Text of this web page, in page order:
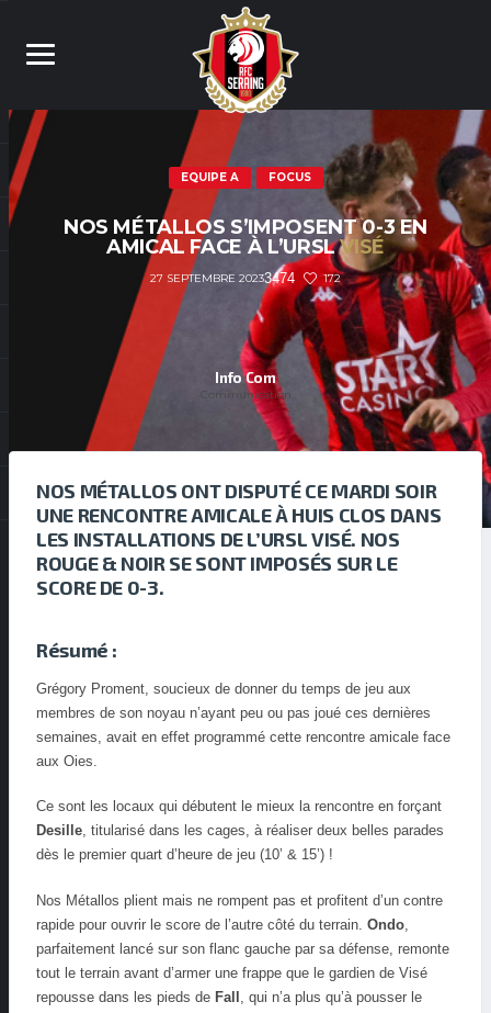
EQUIPE A FOCUS
NOS MÉTALLOS S’IMPOSENT 0-3 EN
AMICAL FACE À L’URSLVISÉ
27 SEPTEMBRE 20233474 172
Info Com
Communication
NOS MÉTALLOS ONT DISPUTÉ CE MARDI SOIR
UNE RENCONTRE AMICALE À HUIS CLOS DANS
LES INSTALLATIONS DE L’URSL VISÉ. NOS
ROUGE & NOIR SE SONT IMPOSÉS SUR LE
SCORE DE 0-3.
Résumé :
Grégory Proment, soucieux de donner du temps de jeu aux
membres de son noyau n’ayant peu ou pas joué ces dernières
semaines, avait en effet programmé cette rencontre amicale face
aux Oies.
Ce sont les locaux qui débutent le mieux la rencontre en forçant
Desille, titularisé dans les cages, à réaliser deux belles parades
dès le premier quart d’heure de jeu (10’ & 15’) !
Nos Métallos plient mais ne rompent pas et profitent d’un contre
rapide pour ouvrir le score de l’autre côté du terrain. Ondo
parfaitement lancé sur son flanc gauche par sa défense, remonte
tout le terrain avant d’armer une frappe que le gardien de Visé
repousse dans les pieds de Fall , qui n’a plus qu’à pousser le